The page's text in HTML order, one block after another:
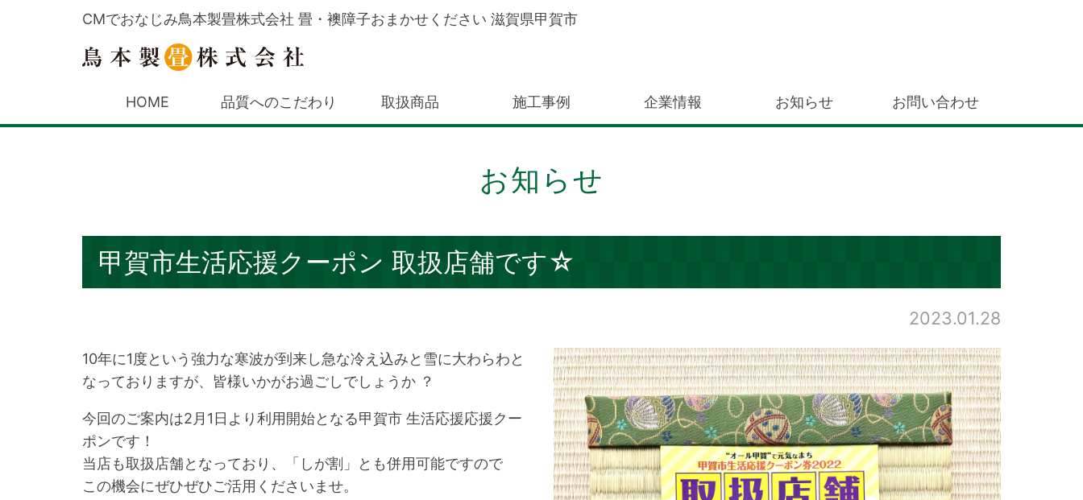
CMでおなじみ鳥本製畳株式会社 畳・襖障子おまかせください 滋賀県甲賀市
HOME 品質へのこだわり 取扱商品 施工事例 企業情報 お知らせ お問い合わせ
お知らせ
甲賀市生活応援クーポン 取扱店舗です☆
2023.01.28
10年に1度という強力な寒波が到来し急な冷え込みと雪に大わらわと
なっておりますが、皆様いかがお過ごしでしょうか ？
今回のご案内は2月1日より利用開始となる甲賀市 生活応援応援クー
ポンです！
当店も取扱店舗となっており、「しが割」とも併用可能ですので
この機会にぜひぜひご活用くださいませ。